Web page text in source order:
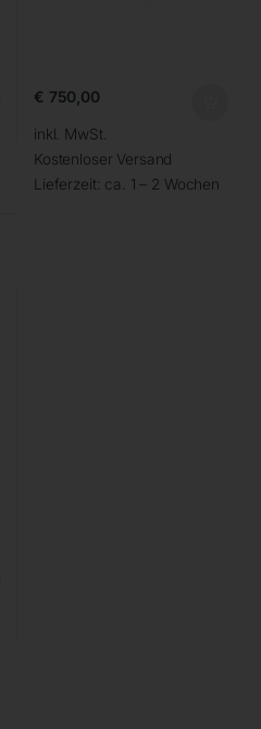
€ 750,00
inkl. MwSt.
Kostenloser Versand
Lieferzeit: ca. 1 – 2 Wochen